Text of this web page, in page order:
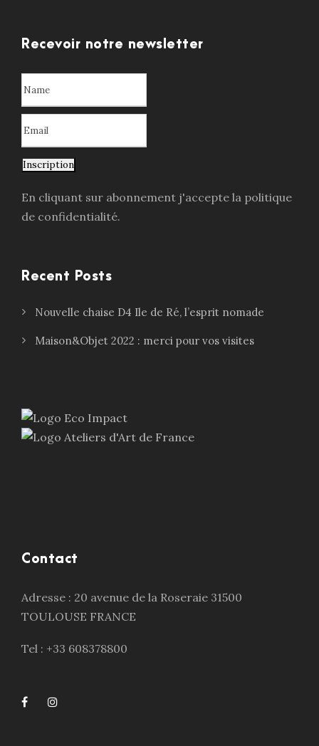
Recevoir notre newsletter
Inscription
En cliquant sur abonnement j'accepte la politique
de confidentialité.
Recent Posts
Nouvelle chaise D4 Ile de Ré, l’esprit nomade
Maison&Objet 2022 : merci pour vos visites
Contact
Adresse : 20 avenue de la Roseraie 31500
TOULOUSE FRANCE
Tel : +33 608378800